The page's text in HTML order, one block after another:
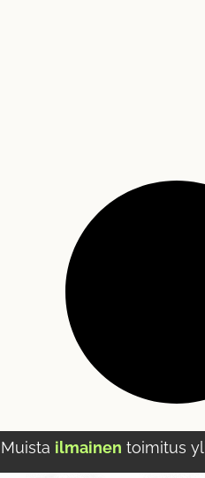
Muista ilmainen toimitus